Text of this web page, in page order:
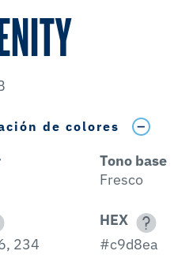
de colores
Tono base
Fresco
234
HEX
#c9d8ea